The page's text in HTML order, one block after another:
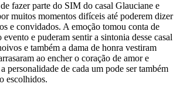
fazer parte do SIM do casal Glauciane e
muitos momentos difíceis até poderem dizer
e convidados. A emoção tomou conta de
evento e puderam sentir a sintonia desse casal
e também a dama de honra vestiram
ao encher o coração de amor e
personalidade de cada um pode ser também
escolhidos.